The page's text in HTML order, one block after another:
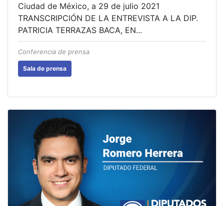
Ciudad de México, a 29 de julio 2021
TRANSCRIPCIÓN DE LA ENTREVISTA A LA DIP.
PATRICIA TERRAZAS BACA, EN...
Conferencia de prensa
Sala de prensa